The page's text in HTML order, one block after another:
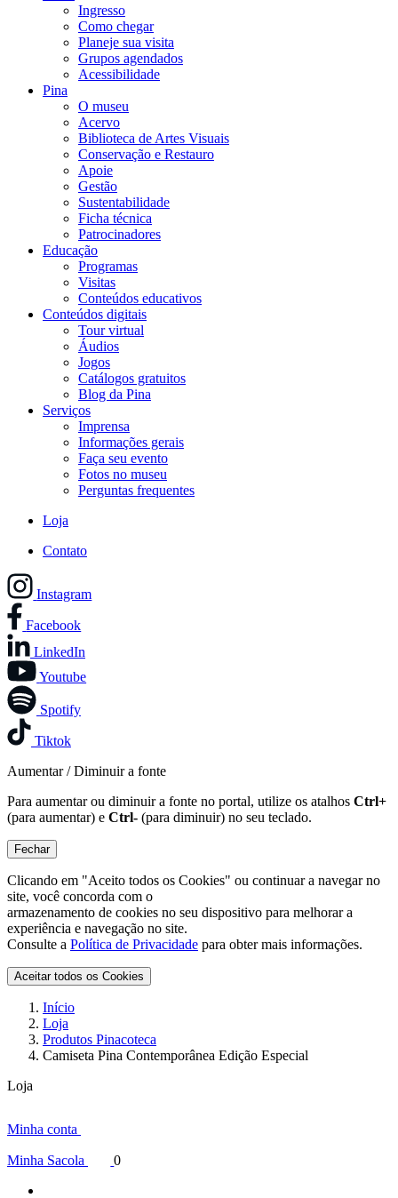
Ingresso
Como chegar
Planeje sua visita
Grupos agendados
Acessibilidade
Pina
O museu
Acervo
Biblioteca de Artes Visuais
Conservação e Restauro
Apoie
Gestão
Sustentabilidade
Ficha técnica
Patrocinadores
Educação
Programas
Visitas
Conteúdos educativos​
Conteúdos digitais
Tour virtual
Áudios
Jogos
Catálogos gratuitos
Blog da Pina
Serviços
Imprensa
Informações gerais
Faça seu evento
Fotos no museu
Perguntas frequentes
Loja
Contato
Instagram
Facebook
LinkedIn
Youtube
Spotify
Tiktok
Aumentar / Diminuir a fonte
Para aumentar ou diminuir a fonte no portal, utilize os atalhos Ctrl+
(para aumentar) e Ctrl- (para diminuir) no seu teclado.
Fechar
Clicando em "Aceito todos os Cookies" ou continuar a navegar no
site, você concorda com o
armazenamento de cookies no seu dispositivo para melhorar a
experiência e navegação no site.
Consulte a Política de Privacidade para obter mais informações.
Aceitar todos os Cookies
Início
Loja
Produtos Pinacoteca
Camiseta Pina Contemporânea Edição Especial
Loja
Minha conta
Minha Sacola
0